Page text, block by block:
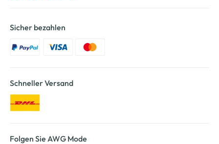
Sicher bezahlen
Schneller Versand
Folgen Sie AWG Mode